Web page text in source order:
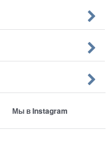
Мы в Instagram